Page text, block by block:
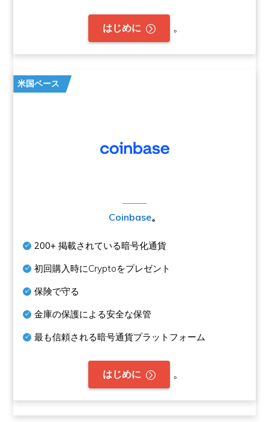
はじめに 。
米国ベース
Coinbase。
200+ 掲載されている暗号化通貨
初回購入時にCryptoをプレゼント
保険で守る
金庫の保護による安全な保管
最も信頼される暗号通貨プラットフォーム
はじめに 。